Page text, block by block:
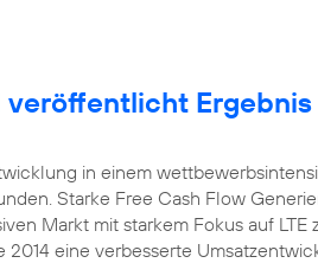
in einem
Starke Free Cash Flow
Markt mit starkem Fokus auf LTE
eine verbesserte